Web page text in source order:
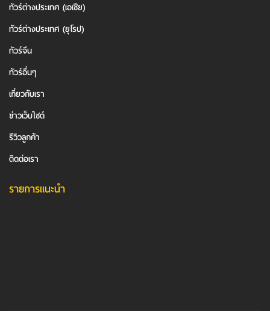
ทัวร์ต่างประเทศ (เอเชีย)
ทัวร์ต่างประเทศ (ยุโรป)
ทัวร์จีน
ทัวร์อื่นๆ
เกี่ยวกับเรา
ข่าวเว็บไซต์
รีวิวลูกค้า
ติดต่อเรา
รายการแนะนำ